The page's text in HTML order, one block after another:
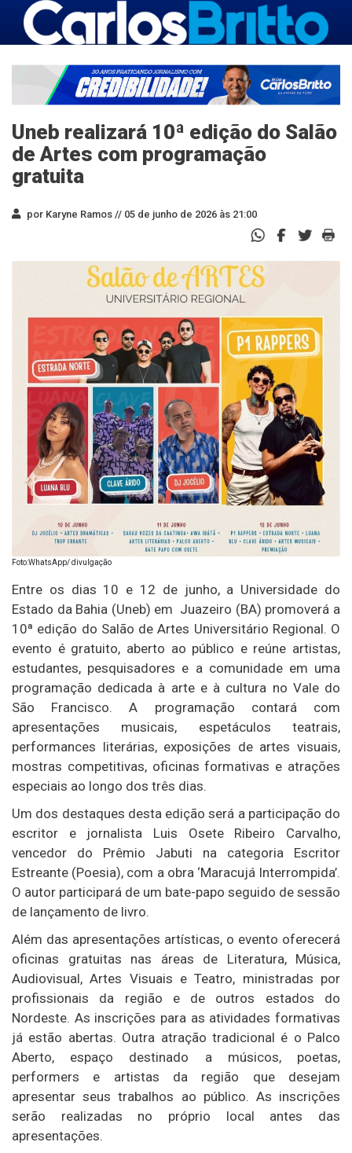
Uneb realizará 10ª edição do Salão
de Artes com programação
gratuita
por Karyne Ramos // 05 de junho de 2026 às 21:00
Foto:WhatsApp/ divulgação
Entre os dias 10 e 12 de junho, a Universidade do
Estado da Bahia (Uneb) em Juazeiro (BA) promoverá a
10ª edição do Salão de Artes Universitário Regional. O
evento é gratuito, aberto ao público e reúne artistas,
estudantes, pesquisadores e a comunidade em uma
programação dedicada à arte e à cultura no Vale do
São Francisco. A programação contará com
apresentações musicais, espetáculos teatrais,
performances literárias, exposições de artes visuais,
mostras competitivas, oficinas formativas e atrações
especiais ao longo dos três dias.
Um dos destaques desta edição será a participação do
escritor e jornalista Luis Osete Ribeiro Carvalho,
vencedor do Prêmio Jabuti na categoria Escritor
Estreante (Poesia), com a obra ‘Maracujá Interrompida’.
O autor participará de um bate-papo seguido de sessão
de lançamento de livro.
Além das apresentações artísticas, o evento oferecerá
oficinas gratuitas nas áreas de Literatura, Música,
Audiovisual, Artes Visuais e Teatro, ministradas por
profissionais da região e de outros estados do
Nordeste. As inscrições para as atividades formativas
já estão abertas. Outra atração tradicional é o Palco
Aberto, espaço destinado a músicos, poetas,
performers e artistas da região que desejam
apresentar seus trabalhos ao público. As inscrições
serão realizadas no próprio local antes das
apresentações.